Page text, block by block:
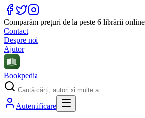
Comparăm prețuri de la peste 6 librării online
Contact
Despre noi
Ajutor
Bookpedia
Autentificare